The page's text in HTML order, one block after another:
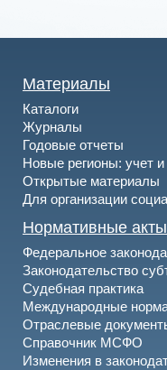
Материалы
Каталоги
Журналы
Годовые отчеты
Новые регионы: учет и
Открытые материалы
Для организации
Нормативные акты
Федеральное
Законодательство
Судебная практика
Международные
Отраслевые
Справочник МСФО
Изменения в